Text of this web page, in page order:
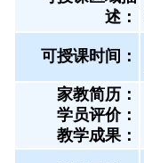
述：
可授课时间：
家教简历：
学员评价：
教学成果：